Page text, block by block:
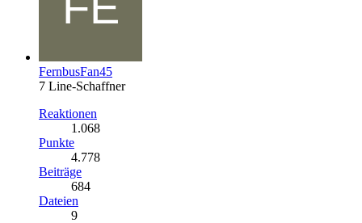
FernbusFan45
7 Line-Schaffner
Reaktionen
1.068
Punkte
4.778
Beiträge
684
Dateien
9